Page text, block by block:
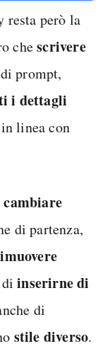
resta però la
chescrivere
prompt,
i dettagli
linea con
cambiare
di partenza,
diinserirne di
di
stile diverso.